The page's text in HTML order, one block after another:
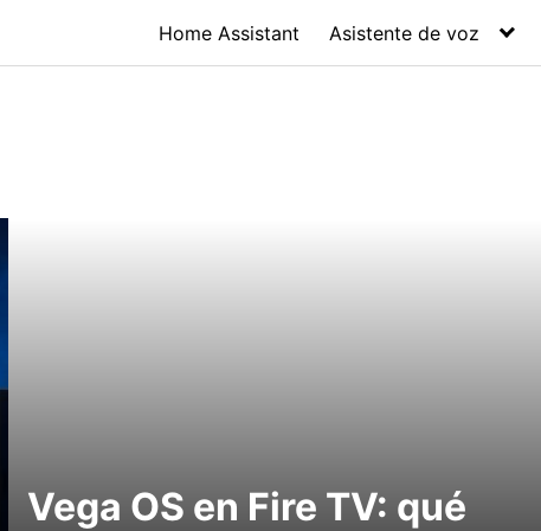
Home Assistant Asistente de voz
Vega OS en Fire TV: qué